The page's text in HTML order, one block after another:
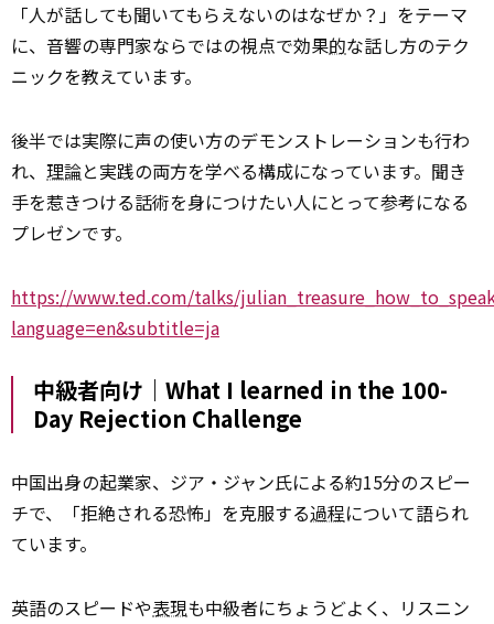
「人が話しても聞いてもらえないのはなぜか？」をテーマ
に、音響の専門家ならではの視点で効果的な話し方のテク
ニックを教えています。
後半では実際に声の使い方のデモンストレーションも行わ
れ、 理論と実践の両方を学べる構成になっています。聞き
手を惹きつける話術を身につけたい人にとって参考になる
プレゼンです。
https://www.ted.com/talks/
language=en&subtitle=ja
中級者向け｜What I learned in the 100-
Day Rejection Challenge
中国出身の起業家、ジア・ジャン氏による約15分のスピー
チで、「拒絶される恐怖」を克服する過程について語られ
ています。
英語のスピードや表現も中級者にちょうどよく、リスニン